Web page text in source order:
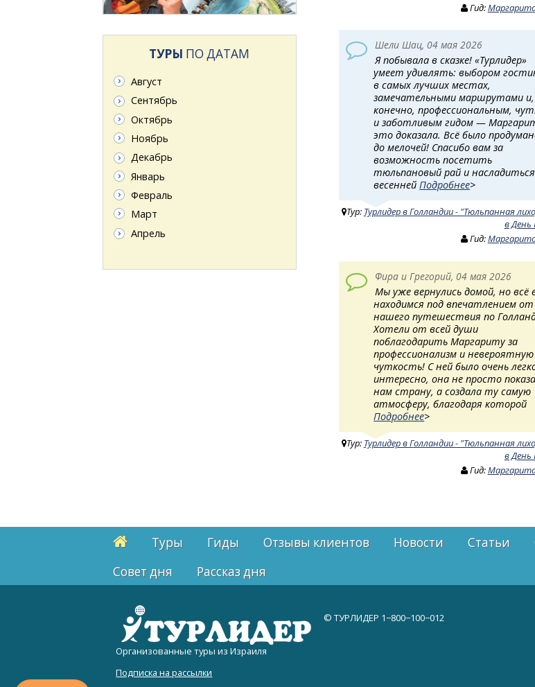
Гид:
Шели Шац, 04 мая 2026
Я побывала в сказке! «Турлидер»
умеет удивлять: выбором
в самых лучших местах,
замечательными маршрутами и,
конечно, профессиональным,
и заботливым гидом —
это доказала. Всё было
до мелочей! Спасибо вам за
возможность посетить
тюльпановый рай и насладиться
весеннейПодробнее>
Тур: Турлидер в Голландии - "Тюльпанная
в День
Гид:
Фира и Грегорий, 04 мая 2026
Мы уже вернулись домой, но всё
находимся под впечатлением от
нашего путешествия по
Хотели от всей души
поблагодарить Маргариту за
профессионализм и невероятную
чуткость! ​ С ней было очень
интересно, она не просто
нам страну, а создала ту самую
атмосферу, благодаря которой
Подробнее>
Тур: Турлидер в Голландии - "Тюльпанная
в День
Гид:
ТУРЫ ПО ДАТАМ
Август
Сентябрь
Октябрь
Ноябрь
Декабрь
Январь
Февраль
Март
Апрель
Туры Гиды Отзывы клиентов Новости Статьи
Cовет дня
Рассказ дня
© ТУРЛИДЕР 1−800−100−012
Организованные туры из Израиля
Подписка на рассылки